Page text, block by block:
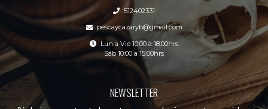
512402331
pescaycazaryb@gmail.com
Lun a Vie 10:00 a 18:00hrs
Sáb 10:00 a 15:00hrs
NEWSLETTER